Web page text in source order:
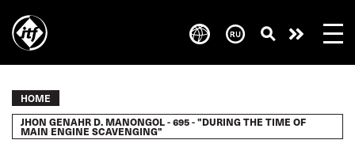
main
Take
action
Breadcrumb
HOME
JHON GENAHR D. MANONGOL - 695 - "DURING THE TIME OF
MAIN ENGINE SCAVENGING"